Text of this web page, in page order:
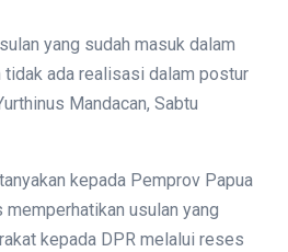
yang sudah masuk dalam
ada realisasi dalam postur
Mandacan, Sabtu
kepada Pemprov Papua
memperhatikan usulan yang
kepada DPR melalui reses